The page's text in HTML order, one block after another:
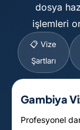
dosya
işlemleri
📋 Vize
Şartları
Gambiya
Profesyonel